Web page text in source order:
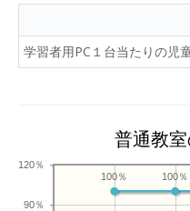
学習者用PC１台当たりの児
普通教
90％
120％
100％
100％